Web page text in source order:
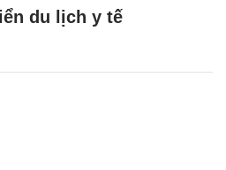
du lịch y tế